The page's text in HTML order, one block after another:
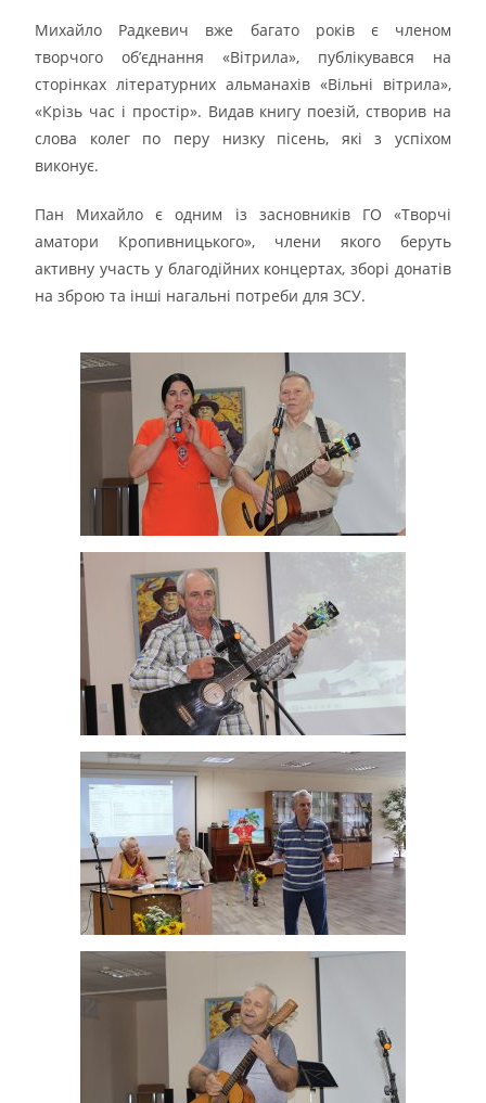
Михайло Радкевич вже багато років є членом
творчого об’єднання «Вітрила», публікувався на
сторінках літературних альманахів «Вільні вітрила»,
«Крізь час і простір». Видав книгу поезій, створив на
слова колег по перу низку пісень, які з успіхом
виконує.
Пан Михайло є одним із засновників ГО «Творчі
аматори Кропивницького», члени якого беруть
активну участь у благодійних концертах, зборі донатів
на зброю та інші нагальні потреби для ЗСУ.